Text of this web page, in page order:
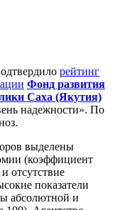
рейтинг
Фонд развития
Саха (Якутия)
надежности». По
выделены
(коэффициент
отсутствие
показатели
абсолютной и